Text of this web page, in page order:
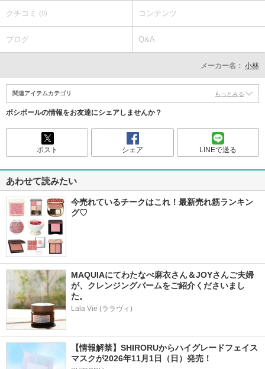
クチコミ (0) コンテンツ
ブログ Q&A
メーカー名： 小林
関連アイテムカテゴリ もっとみる
ボシボールの情報をお友達にシェアしませんか？
ポスト シェア LINEで送る
あわせて読みたい
今売れているチークはこれ！最新売れ筋ランキン
グ♡
MAQUIAにてわたなべ麻衣さん＆JOYさんご夫婦
が、クレンジングバームをご紹介くださいまし
た。
Lala Vie (ララヴィ)
【情報解禁】SHIRORUからハイグレードフェイス
マスクが2026年11月1日（日）発売！